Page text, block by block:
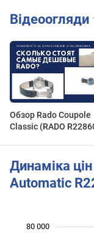
Відеоогляди
Обзор Rado Coupole
Classic (RADO
(Powermatic)
Динаміка
Automatic
80 000